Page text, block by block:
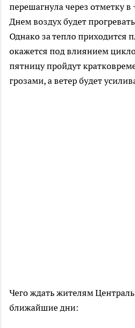
перешагнула через отметку в
Днем воздух будет
Однако за тепло приходится
окажется под влиянием
пятницу пройдут
грозами, а ветер будет
Чего ждать жителям
ближайшие дни: